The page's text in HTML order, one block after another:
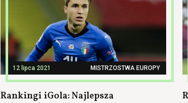
12 lipca 2021 MISTRZOSTWA EUROPY
Rankingi iGola: Najlepsza